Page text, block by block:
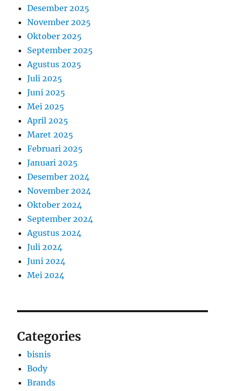
Desember 2025
November 2025
Oktober 2025
September 2025
Agustus 2025
Juli 2025
Juni 2025
Mei 2025
April 2025
Maret 2025
Februari 2025
Januari 2025
Desember 2024
November 2024
Oktober 2024
September 2024
Agustus 2024
Juli 2024
Juni 2024
Mei 2024
Categories
bisnis
Body
Brands